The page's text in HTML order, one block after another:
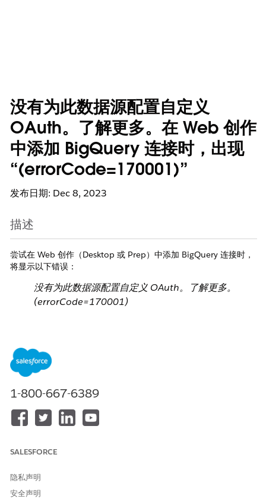
没有为此数据源配置自定义
OAuth。了解更多。在 Web 创作
中添加 BigQuery 连接时，出现
“(errorCode=170001)”
发布日期: Dec 8, 2023
描述
尝试在 Web 创作（Desktop 或 Prep）中添加 BigQuery 连接时，
将显示以下错误：
没有为此数据源配置自定义 OAuth。了解更多。
(errorCode=170001)
Tableau Server 中编辑 BigQuery 连接的选项不可用。 运行发布的
流可能会显示以下输出步骤错误消息：
连接到服务器 <server id>。提供的用户名/密码组合
无效。
Cause
连接器的密码进行配置。
解决方案
1-800-667-6389
SALESFORCE
隐私声明
安全声明